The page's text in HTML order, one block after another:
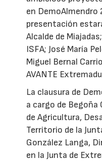
en DemoAlmendro
presentación
Alcalde de
ISFA; José María
Miguel Bernal
AVANTE
La clausura de
a cargo de Begoña
de Agricultura,
Territorio de la
González Langa,
en la Junta de